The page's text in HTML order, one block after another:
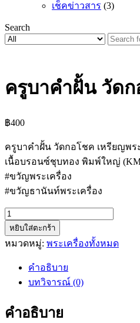
เช็คข่าวสาร (3)
Search
ครูบาคำฝั้น วัดก
฿400
ครูบาคำฝั้น วัดกอโชค เหรียญพร
เนื้อบรอนซ์ชุบทอง พิมพ์ใหญ่
#ขวัญพระเครื่อง
#ขวัญธานันท์พระเครื่อง
จำนวน
ครู
บา
โชค
หยิบใส่ตะกร้า
หมวดหมู่: พระเครื่องทั้งหมด
คำอธิบาย
บทวิจารณ์ (0)
คำอธิบาย